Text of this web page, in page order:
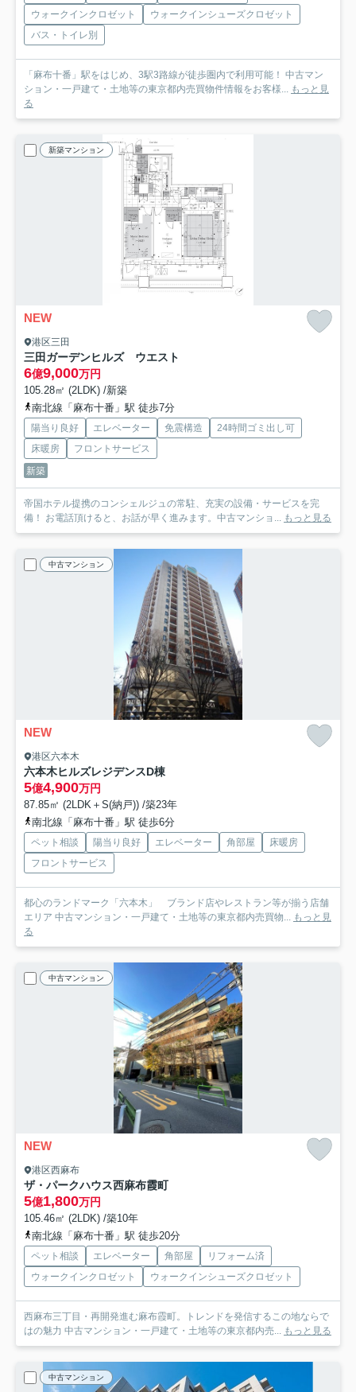
ウォークインクロゼット
ウォークインシューズクロゼット
バス・トイレ別
「麻布十番」駅をはじめ、3駅3路線が徒歩圏内で利用可能！ 中古マン
ション・一戸建て・土地等の東京都内売買物件情報をお客様...
もっと見
る
新築マンション
NEW
港区三田
三田ガーデンヒルズ ウエスト
6億9,000万円
105.28㎡ (2LDK) /新築
南北線「麻布十番」駅 徒歩7分
陽当り良好 エレベーター 免震構造
24時間ゴミ出し可
床暖房
フロントサービス
新築
帝国ホテル提携のコンシェルジュの常駐、充実の設備・サービスを完
備！ お電話頂けると、お話が早く進みます。中古マンショ... もっと見る
中古マンション
NEW
港区六本木
六本木ヒルズレジデンスD棟
5億4,900万円
87.85㎡ (2LDK＋S(納戸)) /築23年
南北線「麻布十番」駅 徒歩6分
ペット相談 陽当り良好 エレベーター 角部屋
床暖房
フロントサービス
都心のランドマーク「六本木」 ブランド店やレストラン等が揃う店舗
エリア 中古マンション・一戸建て・土地等の東京都内売買物... もっと見
る
中古マンション
NEW
港区西麻布
ザ・パークハウス西麻布霞町
5億1,800万円
105.46㎡ (2LDK) /築10年
南北線「麻布十番」駅 徒歩20分
ペット相談 エレベーター 角部屋
リフォーム済
ウォークインクロゼット
ウォークインシューズクロゼット
西麻布三丁目・再開発進む麻布霞町。トレンドを発信するこの地ならで
はの魅力 中古マンション・一戸建て・土地等の東京都内売... もっと見る
中古マンション